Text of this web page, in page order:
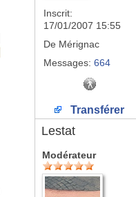
Inscrit:
17/01/2007 15:55
De Mérignac
Messages: 664
Transférer
Lestat
Modérateur